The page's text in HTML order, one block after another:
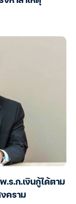
.ร.ก.เงินกู้ได้ตาม
คราม